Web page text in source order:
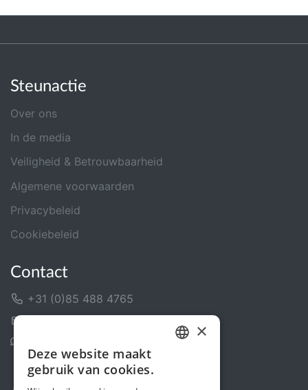
Steunactie
Over ons
In de media
Veiligheid & Betrouwbaarheid
Algemene voorwaarden
Privacybeleid
Cookiebeleid
Contact
+31 (0)85 488 4765
×
Deze website maakt
gebruik van cookies.